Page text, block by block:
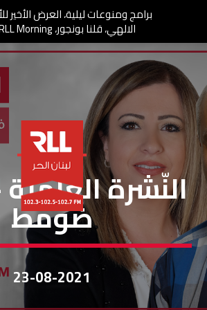
النشرة العلمية النّشرة
ضومط
23-08-2021
برامج ومنوعات ليلية، العرض الأخير
الالهي، قلنا بونجور، RLL Morning